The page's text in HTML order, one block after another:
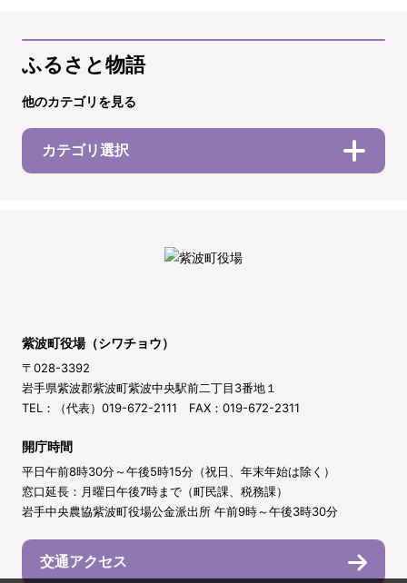
ふるさと物語
他のカテゴリを見る
カテゴリ選択
紫波町役場（シワチョウ）
〒028-3392
岩手県紫波郡紫波町紫波中央駅前二丁目3番地１
TEL：（代表）019-672-2111 FAX：019-672-2311
開庁時間
平日午前8時30分～午後5時15分（祝日、年末年始は除く）
窓口延長：月曜日午後7時まで（町民課、税務課）
岩手中央農協紫波町役場公金派出所 午前9時～午後3時30分
交通アクセス